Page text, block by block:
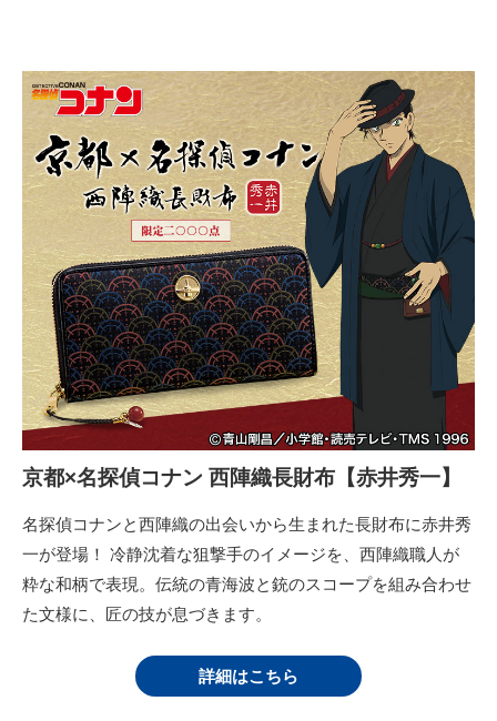
京都×名探偵コナン 西陣織長財布【赤井秀一】
名探偵コナンと西陣織の出会いから生まれた長財布に赤井秀
一が登場！ 冷静沈着な狙撃手のイメージを、西陣織職人が
粋な和柄で表現。伝統の青海波と銃のスコープを組み合わせ
た文様に、匠の技が息づきます。
詳細はこちら